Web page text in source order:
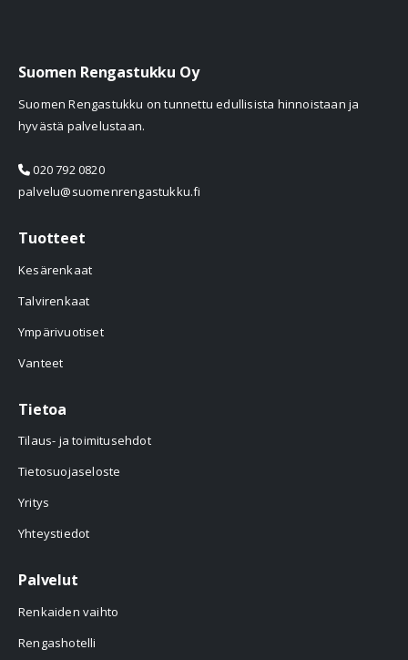
Suomen Rengastukku Oy
Suomen Rengastukku on tunnettu edullisista hinnoistaan ja
hyvästä palvelustaan.
020 792 0820
palvelu@suomenrengastukku.fi
Tuotteet
Kesärenkaat
Talvirenkaat
Ympärivuotiset
Vanteet
Tietoa
Tilaus- ja toimitusehdot
Tietosuojaseloste
Yritys
Yhteystiedot
Palvelut
Renkaiden vaihto
Rengashotelli